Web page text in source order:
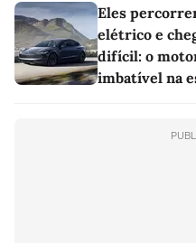
Eles
elétrico e
difícil: o
imbatível na